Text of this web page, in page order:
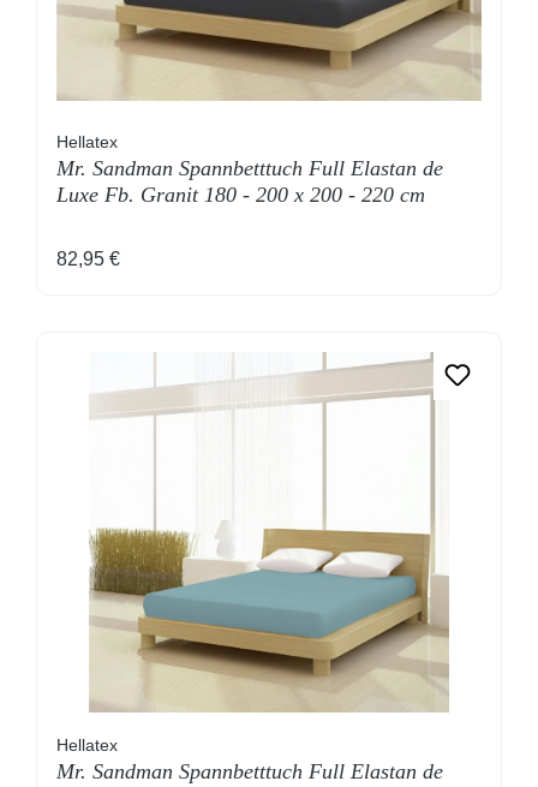
Hellatex
Mr. Sandman Spannbetttuch Full Elastan de
Luxe Fb. Granit 180 - 200 x 200 - 220 cm
Regulärer Preis:
82,95 €
Hellatex
Mr. Sandman Spannbetttuch Full Elastan de